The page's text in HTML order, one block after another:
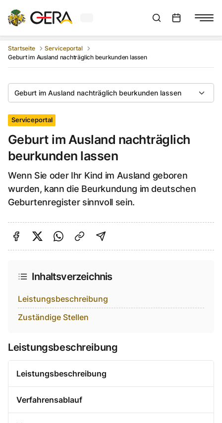
Aktuelles Wetter in GeraSuchleiste anzeigen
Startseite
Serviceportal
Geburt im Ausland nachträglich beurkunden lassen
Geburt im Ausland nachträglich beurkunden lassen
Serviceportal
Geburt im Ausland nachträglich
beurkunden lassen
Wenn Sie oder Ihr Kind im Ausland geboren
wurden, kann die Beurkundung im deutschen
Geburtenregister sinnvoll sein.
Auf Facebook teilen
Auf Twitter teilen
Per Link teilen
shareViaEmail
Inhaltsverzeichnis
Leistungsbeschreibung
Zuständige Stellen
Leistungsbeschreibung
Leistungsbeschreibung
Verfahrensablauf